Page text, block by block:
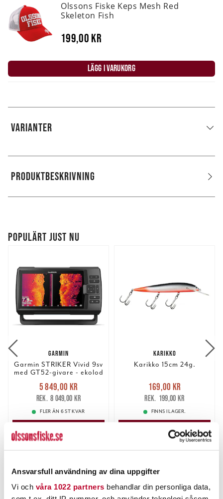
Ansvarsfull användning av dina uppgifter
Vi och våra 1022 partners behandlar din personliga data,
Olssons Fiske Keps Mesh Red
Skeleton Fish
199,00 kr
LÄGG I VARUKORG
VARIANTER
PRODUKTBESKRIVNING
POPULÄRT JUST NU
GARMIN
Garmin STRIKER Vivid 9sv
med GT52-givare - ekolod
Nuvarande pris
5 849,00 krTidigare pris
8 049,00 kr
5 849,00 kr
8 049,00 kr
FLER ÄN 6 ST KVAR
LÄGG I VARUKORGEN
KARIKKO
Karikko 15cm 24g.
Nuvarande pris
169,00 krTidigare pris
199,00 kr
169,00 kr
199,00 kr
FINNS I LAGER.
LÄS MER
ANDRA TITTADE OCKSÅ PÅ